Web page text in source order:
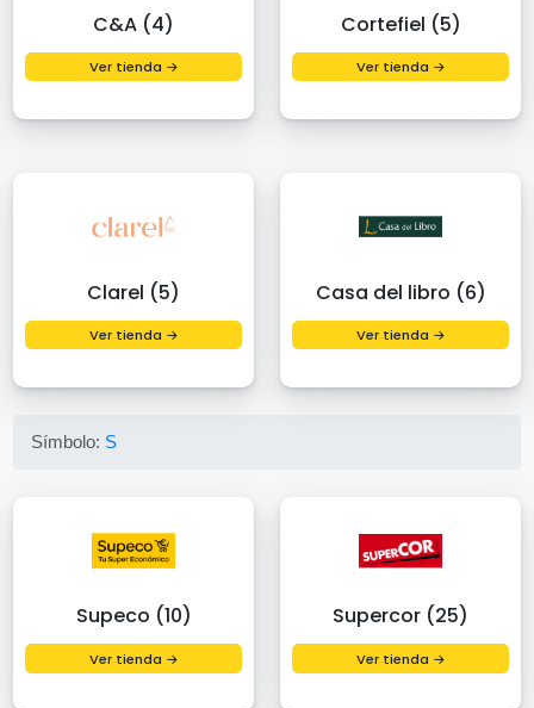
C&A (4)
Ver tienda →
Cortefiel (5)
Ver tienda →
Clarel (5)
Ver tienda →
Casa del libro (6)
Ver tienda →
Símbolo: S
Supeco (10)
Ver tienda →
Supercor (25)
Ver tienda →